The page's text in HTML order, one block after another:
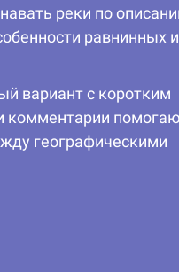
реки по
равнинных
вариант с коротким
комментарии
географическими